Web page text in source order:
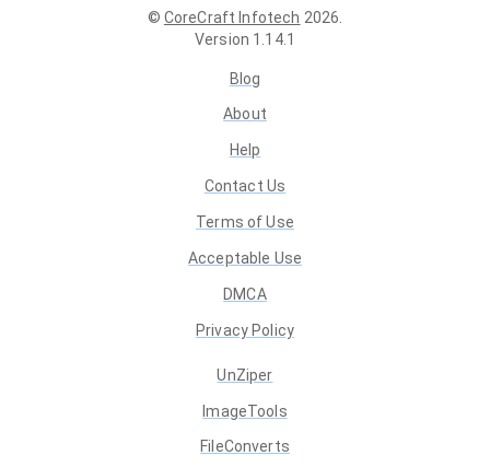
© CoreCraft Infotech 2026
Version 1.14.1
Blog
About
Help
Contact Us
Terms of Use
Acceptable Use
DMCA
Privacy Policy
UnZiper
ImageTools
FileConverts